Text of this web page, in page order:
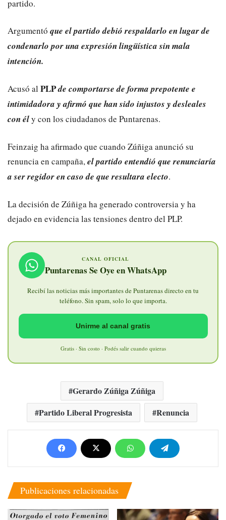
partido.
Argumentó que el partido debió respaldarlo en lugar de
condenarlo por una expresión lingüística sin mala
intención.
Acusó al PLPde comportarse de forma prepotente e
intimidadora y afirmó que han sido injustos y desleales
con ély con los ciudadanos de Puntarenas.
Feinzaig ha afirmado que cuando Zúñiga anunció su
renuncia en campaña,el partido entendió que renunciaría
a ser regidor en caso de que resultara electo.
La decisión de Zúñiga ha generado controversia y ha
dejado en evidencia las tensiones dentro del PLP.
CANAL OFICIAL
Puntarenas Se Oye en WhatsApp
Recibí las noticias más importantes de Puntarenas directo en tu
teléfono. Sin spam, solo lo que importa.
Unirme al canal gratis
Gratis · Sin costo · Podés salir cuando quieras
Gerardo Zúñiga Zúñiga
Partido Liberal Progresista
Renuncia
Publicaciones relacionadas